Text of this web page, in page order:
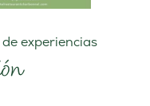
experiencias